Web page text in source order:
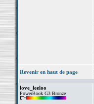
Revenir en haut de page
love_leeloo
PowerBook G3 Bronze